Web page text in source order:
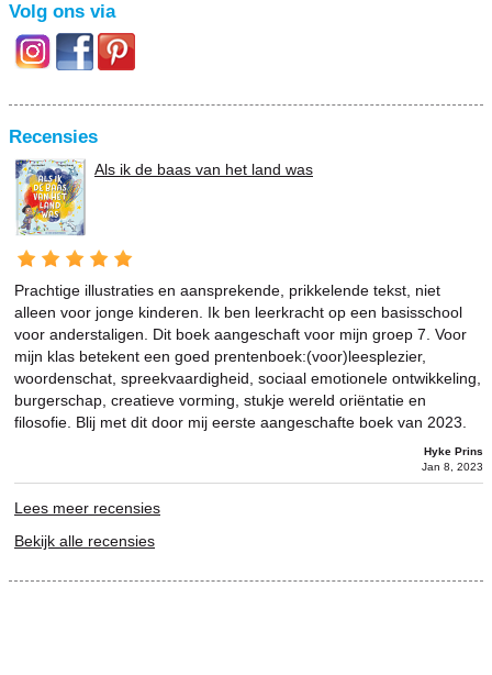
Volg ons via
Recensies
Als ik de baas van het land was
Prachtige illustraties en aansprekende, prikkelende tekst, niet
alleen voor jonge kinderen. Ik ben leerkracht op een basisschool
voor anderstaligen. Dit boek aangeschaft voor mijn groep 7. Voor
mijn klas betekent een goed prentenboek:(voor)leesplezier,
woordenschat, spreekvaardigheid, sociaal emotionele ontwikkeling,
burgerschap, creatieve vorming, stukje wereld oriëntatie en
filosofie. Blij met dit door mij eerste aangeschafte boek van 2023.
Hyke Prins
Jan 8, 2023
Lees meer recensies
Bekijk alle recensies